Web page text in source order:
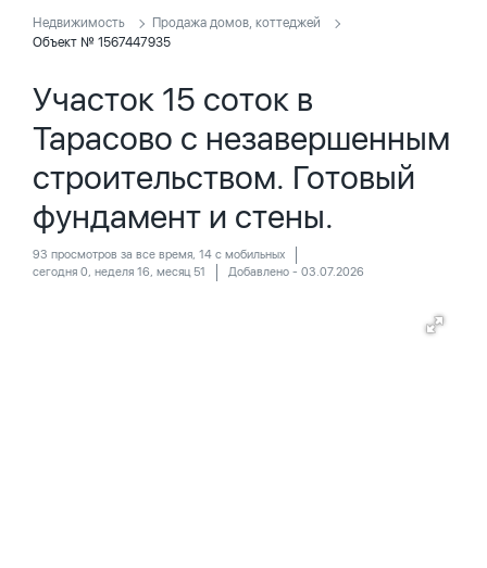
Недвижимость
Продажа домов, коттеджей
Объект № 1567447935
Участок 15 соток в
Тарасово с незавершенным
строительством. Готовый
фундамент и стены.
93 просмотров за все время, 14 с мобильных
сегодня 0, неделя 16, месяц 51
Добавлено - 03.07.2026